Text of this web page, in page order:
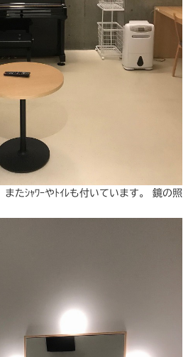
またｼｬﾜｰやﾄｲﾚも付いています。 鏡の照